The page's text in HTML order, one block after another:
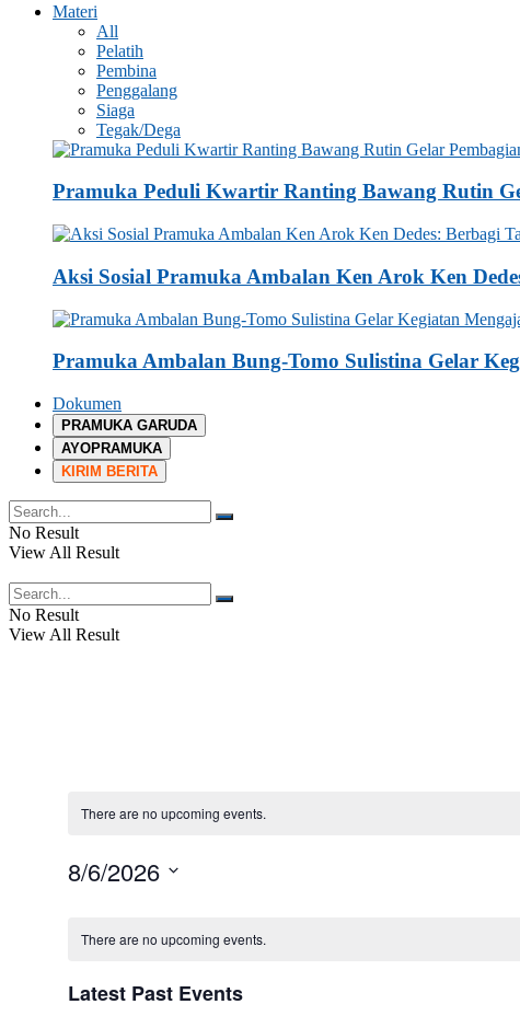
Materi
All
Pelatih
Pembina
Penggalang
Siaga
Tegak/Dega
Pramuka Peduli Kwartir Ranting Bawang Rutin
Aksi Sosial Pramuka Ambalan Ken Arok Ken
Pramuka Ambalan Bung-Tomo Sulistina Gelar
Dokumen
PRAMUKA GARUDA
AYOPRAMUKA
KIRIM BERITA
No Result
View All Result
No Result
View All Result
There are no upcoming events.
8/6/2026
There are no upcoming events.
Latest Past Events